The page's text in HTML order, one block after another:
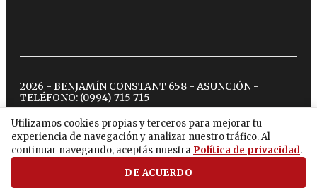
Utilizamos cookies propias y terceros para mejorar tu
experiencia de navegación y analizar nuestro tráfico. Al
continuar navegando, aceptás nuestra Política de privacidad.
DE ACUERDO
2026 - BENJAMÍN CONSTANT 658 - ASUNCIÓN -
TELÉFONO: (0994) 715 715
twitterinstagram
facebook
tiktokyoutubespotify